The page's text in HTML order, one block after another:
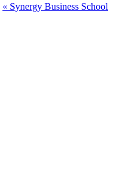
« Synergy Business School